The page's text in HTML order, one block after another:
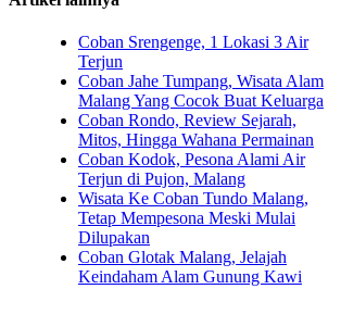
Coban Srengenge, 1 Lokasi 3 Air
Terjun
Coban Jahe Tumpang, Wisata Alam
Malang Yang Cocok Buat Keluarga
Coban Rondo, Review Sejarah,
Mitos, Hingga Wahana Permainan
Coban Kodok, Pesona Alami Air
Terjun di Pujon, Malang
Wisata Ke Coban Tundo Malang,
Tetap Mempesona Meski Mulai
Dilupakan
Coban Glotak Malang, Jelajah
Keindaham Alam Gunung Kawi